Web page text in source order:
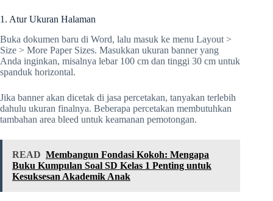
1. Atur Ukuran Halaman
Buka dokumen baru di Word, lalu masuk ke menu Layout >
Size > More Paper Sizes. Masukkan ukuran banner yang
Anda inginkan, misalnya lebar 100 cm dan tinggi 30 cm untuk
spanduk horizontal.
Jika banner akan dicetak di jasa percetakan, tanyakan terlebih
dahulu ukuran finalnya. Beberapa percetakan membutuhkan
tambahan area bleed untuk keamanan pemotongan.
READ Membangun Fondasi Kokoh: Mengapa
Buku Kumpulan Soal SD Kelas 1 Penting untuk
Kesuksesan Akademik Anak